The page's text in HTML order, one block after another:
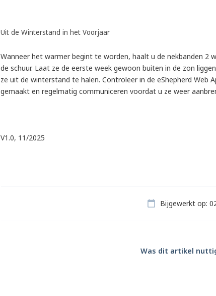
Uit de Winterstand in het Voorjaar
Wanneer het warmer begint te worden, haalt u de nekbanden 2
de schuur. Laat ze de eerste week gewoon buiten in de zon
ze uit de winterstand te halen. Controleer in de eShepherd Web
gemaakt en regelmatig communiceren voordat u ze weer
V1.0, 11/2025
Bijgewerkt op:
Was dit artikel